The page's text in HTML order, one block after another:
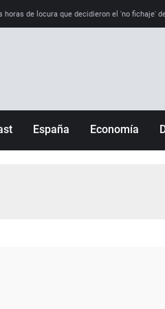
horas de locura que decidieron el 'no fichaje'
España Economía